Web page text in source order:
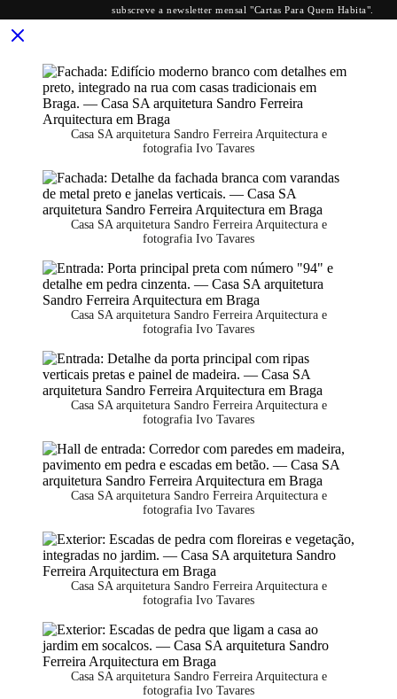
Casa SA arquitetura Sandro Ferreira Arquitectura e
fotografia Ivo Tavares
Casa SA arquitetura Sandro Ferreira Arquitectura e
fotografia Ivo Tavares
Casa SA arquitetura Sandro Ferreira Arquitectura e
fotografia Ivo Tavares
Casa SA arquitetura Sandro Ferreira Arquitectura e
fotografia Ivo Tavares
Casa SA arquitetura Sandro Ferreira Arquitectura e
fotografia Ivo Tavares
Casa SA arquitetura Sandro Ferreira Arquitectura e
fotografia Ivo Tavares
Casa SA arquitetura Sandro Ferreira Arquitectura e
fotografia Ivo Tavares
subscreve a newsletter mensal "Cartas Para Quem Habita".